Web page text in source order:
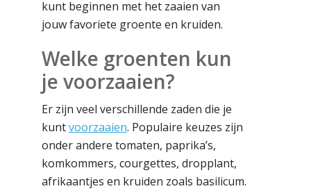
kunt beginnen met het zaaien van
jouw favoriete groente en kruiden.
Welke groenten kun
je voorzaaien?
Er zijn veel verschillende zaden die je
kuntvoorzaaien. Populaire keuzes zijn
onder andere tomaten, paprika’s,
komkommers, courgettes, dropplant,
afrikaantjes en kruiden zoals basilicum.